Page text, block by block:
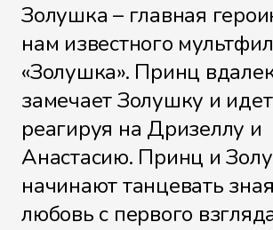
Золушка – главная
нам известного
«Золушка». Принц
замечает Золушку и
реагируя на Дризеллу и
Анастасию. Принц и
начинают танцевать
любовь с первого